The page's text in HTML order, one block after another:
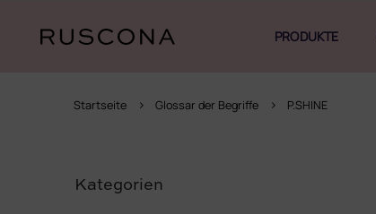
springen
PRODUKTE
Startseite Glossar der Begriffe P.SHINE
iüberspringen
Kategorien